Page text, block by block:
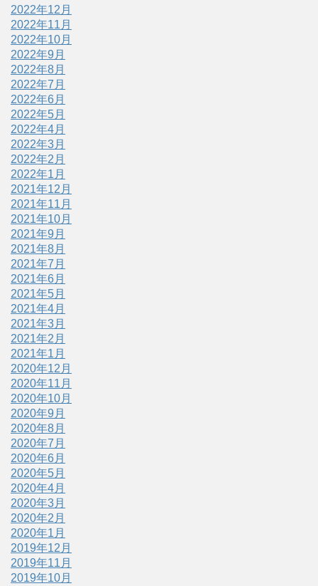
2022年12月
2022年11月
2022年10月
2022年9月
2022年8月
2022年7月
2022年6月
2022年5月
2022年4月
2022年3月
2022年2月
2022年1月
2021年12月
2021年11月
2021年10月
2021年9月
2021年8月
2021年7月
2021年6月
2021年5月
2021年4月
2021年3月
2021年2月
2021年1月
2020年12月
2020年11月
2020年10月
2020年9月
2020年8月
2020年7月
2020年6月
2020年5月
2020年4月
2020年3月
2020年2月
2020年1月
2019年12月
2019年11月
2019年10月